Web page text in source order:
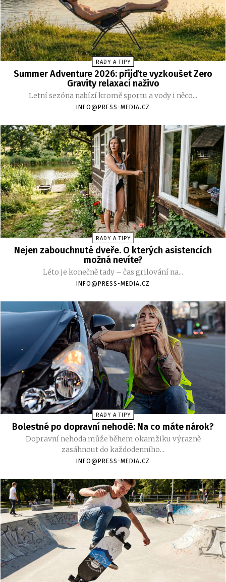
RADY A TIPY
Summer Adventure 2026: přijďte vyzkoušet Zero
Gravity relaxaci naživo
Letní sezóna nabízí kromě sportu a vody i něco...
INFO@PRESS-MEDIA.CZ
RADY A TIPY
Nejen zabouchnuté dveře. O kterých asistencích
možná nevíte?
Léto je konečně tady – čas grilování na...
INFO@PRESS-MEDIA.CZ
RADY A TIPY
Bolestné po dopravní nehodě: Na co máte nárok?
Dopravní nehoda může během okamžiku výrazně
zasáhnout do každodenního...
INFO@PRESS-MEDIA.CZ